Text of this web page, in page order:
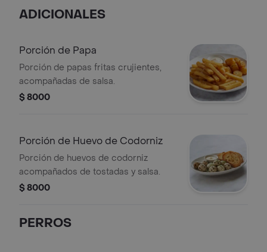
ADICIONALES
Porción de Papa
Porción de papas fritas crujientes,
acompañadas de salsa.
$ 8000
Porción de Huevo de Codorniz
Porción de huevos de codorniz
acompañados de tostadas y salsa.
$ 8000
PERROS